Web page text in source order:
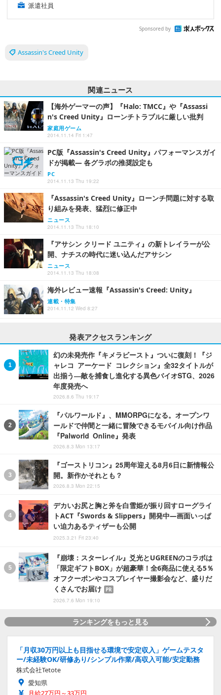
派遣社員
Sponsored by
Assassin's Creed Unity
関連ニュース
【海外ゲーマーの声】『Halo: TMCC』や『Assassi
n's Creed Unity』ローンチトラブルに厳しい批判
家庭用ゲーム
2014.11.14 Fri 1:47
PC版『Assassin's Creed Unity』パフォーマンスガイ
ドが掲載― 各グラボの推奨設定も
PC
2014.11.13 Thu 19:22
『Assassin's Creed Unity』ローンチ問題に対する取
り組みを発表、猛烈に修正中
ニュース
2014.11.13 Thu 18:10
『アサシン クリード ユニティ』の新トレイラーが公
開、ナチスの時代に迷い込んだアサシン
ニュース
2014.11.13 Thu 18:08
海外レビュー速報『Assassin's Creed: Unity』
連載・特集
2014.11.12 Wed 8:27
発表アクセスランキング
幻の未発売作『キメラビースト』ついに復刻！『ジ
ャレコ アーケード コレクション』全32タイトルが
出揃う―敵を捕食し進化する異色バイオSTG、2026
年度発売へ
2026.8.6 Thu 19:17
『パルワールド』、MMORPGになる。オープンワ
ールドで仲間と一緒に冒険できるモバイル向け作品
『Palworld Online』発表
2026.8.3 Mon 13:17
『ゴーストリコン』25周年迎える8月6日に新情報公
開。新作かそれとも？
2026.8.3 Mon 22:15
デカいお尻と胸と斧を白雪姫が振り回すローグライ
トACT『Swords & Slippers』開発中―画面いっぱ
い迫力あるティザーも公開
2025.3.21 Fri 23:40
『崩壊：スターレイル』爻光とUGREENのコラボは
「限定ギフトBOX」が超豪華！全6商品に使える5％
オフクーポンやコスプレイヤー撮影会など、盛りだ
くさんでお届け
PR
2026.7.6 Mon 19:10
ランキングをもっと見る
「月収30万円以上も目指せる環境で安定収入」ゲームテスタ
ー/未経験OK/研修あり/シンプル作業/高収入可能/安定勤務
株式会社Tetote
愛知県
月給27万円～33万円